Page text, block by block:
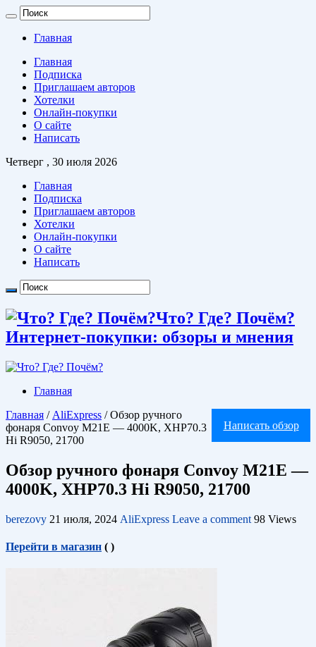
Главная
Главная
Подписка
Приглашаем авторов
Хотелки
Онлайн-покупки
О сайте
Написать
Четверг , 30 июля 2026
Главная
Подписка
Приглашаем авторов
Хотелки
Онлайн-покупки
О сайте
Написать
Что? Где? Почём?
Интернет-покупки: обзоры и мнения
Главная
Написать обзор
Главная / AliExpress / Обзор ручного
фонаря Convoy M21E — 4000K, XHP70.3
Hi R9050, 21700
Обзор ручного фонаря Convoy M21E —
4000K, XHP70.3 Hi R9050, 21700
berezovy 21 июля, 2024 AliExpress Leave a comment 98 Views
Перейти в магазин ( )